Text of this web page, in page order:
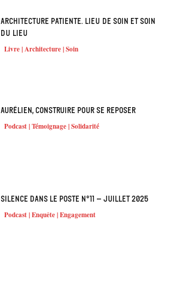
Architecture patiente. Lieu de soin et soin
du lieu
Livre | Architecture | Soin
Aurélien, construire pour se reposer
Podcast | Témoignage | Solidarité
Silence dans le poste n°11 – Juillet 2025
Podcast | Enquête | Engagement